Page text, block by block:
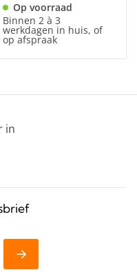
Op voorraad
Binnen 2 à 3
werkdagen in huis, of
op afspraak
in